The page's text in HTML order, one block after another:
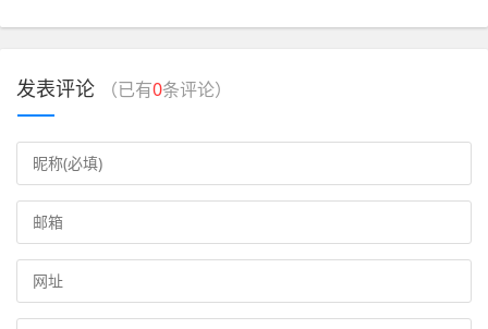
发表评论 （已有0条评论）